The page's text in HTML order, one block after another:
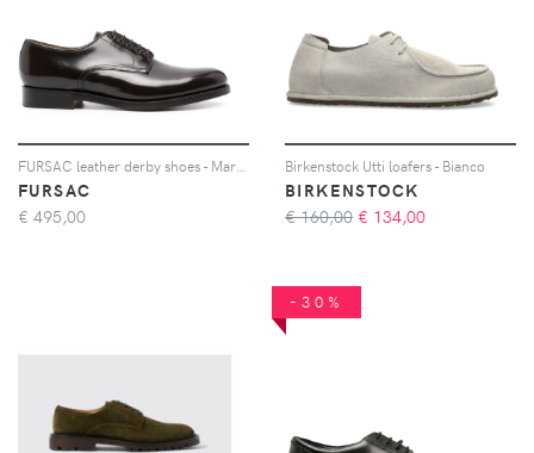
FURSAC
€ 495,00
Birkenstock Utti loafers - Bianco
BIRKENSTOCK
€ 160,00 € 134,00
-30%